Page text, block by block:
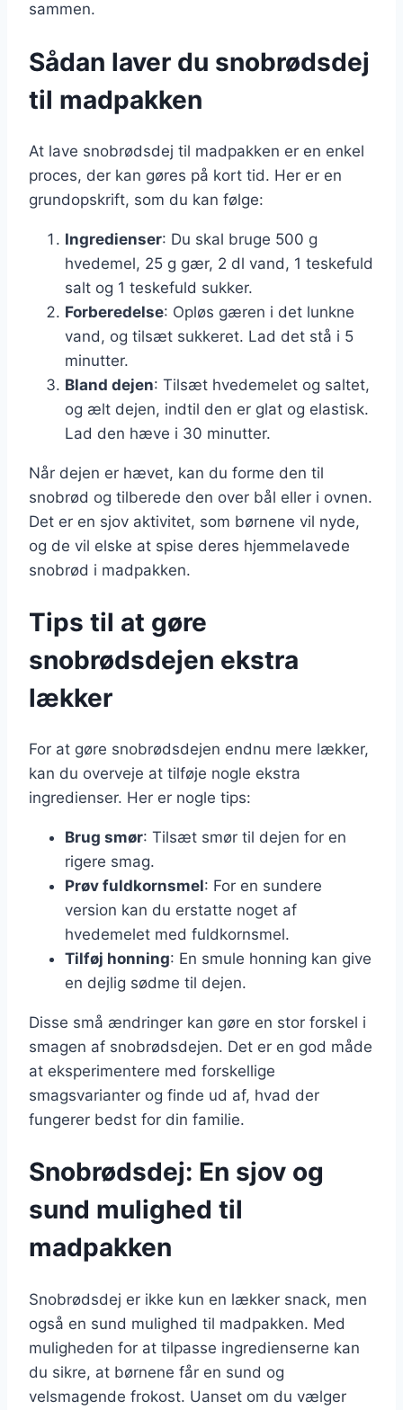
sammen.
Sådan laver du snobrødsdej
til madpakken
At lave snobrødsdej til madpakken er en enkel
proces, der kan gøres på kort tid. Her er en
grundopskrift, som du kan følge:
Ingredienser: Du skal bruge 500 g
hvedemel, 25 g gær, 2 dl vand, 1 teskefuld
salt og 1 teskefuld sukker.
Forberedelse: Opløs gæren i det lunkne
vand, og tilsæt sukkeret. Lad det stå i 5
minutter.
Bland dejen: Tilsæt hvedemelet og saltet,
og ælt dejen, indtil den er glat og elastisk.
Lad den hæve i 30 minutter.
Når dejen er hævet, kan du forme den til
snobrød og tilberede den over bål eller i ovnen.
Det er en sjov aktivitet, som børnene vil nyde,
og de vil elske at spise deres hjemmelavede
snobrød i madpakken.
Tips til at gøre
snobrødsdejen ekstra
lækker
For at gøre snobrødsdejen endnu mere lækker,
kan du overveje at tilføje nogle ekstra
ingredienser. Her er nogle tips:
Brug smør: Tilsæt smør til dejen for en
rigere smag.
Prøv fuldkornsmel: For en sundere
version kan du erstatte noget af
hvedemelet med fuldkornsmel.
Tilføj honning: En smule honning kan give
en dejlig sødme til dejen.
Disse små ændringer kan gøre en stor forskel i
smagen af snobrødsdejen. Det er en god måde
at eksperimentere med forskellige
smagsvarianter og finde ud af, hvad der
fungerer bedst for din familie.
Snobrødsdej: En sjov og
sund mulighed til
madpakken
Snobrødsdej er ikke kun en lækker snack, men
også en sund mulighed til madpakken. Med
muligheden for at tilpasse ingredienserne kan
du sikre, at børnene får en sund og
velsmagende frokost. Uanset om du vælger